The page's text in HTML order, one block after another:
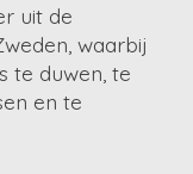
uit de
waarbij
te duwen, te
en te